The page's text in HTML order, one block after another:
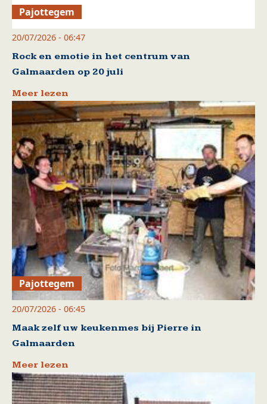
Pajottegem
20/07/2026 - 06:47
Rock en emotie in het centrum van
Galmaarden op 20 juli
Meer lezen
Pajottegem
20/07/2026 - 06:45
Maak zelf uw keukenmes bij Pierre in
Galmaarden
Meer lezen